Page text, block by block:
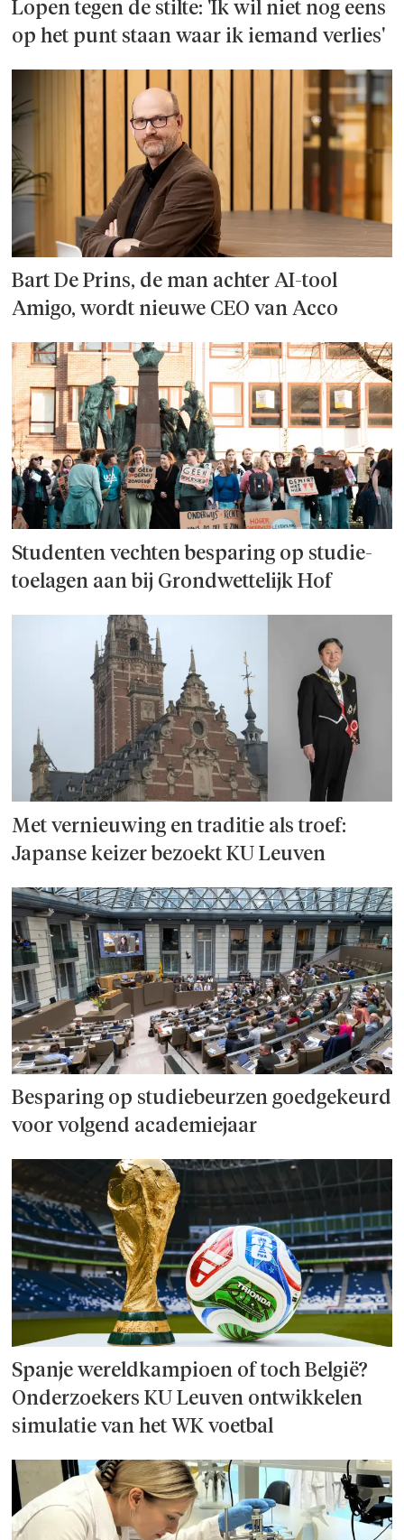
Lopen tegen de stilte: 'Ik wil niet nog eens
op het punt staan waar ik iemand verlies'
Bart De Prins, de man achter AI-tool
Amigo, wordt nieuwe CEO van Acco
Studenten vechten besparing op studie­
toelagen aan bij Grondwettelijk Hof
Met vernieuwing en traditie als troef:
Japanse keizer bezoekt KU Leuven
Besparing op studie­beurzen goed­ge­keurd
voor volgend academiejaar
Spanje wereld­kampioen of toch België?
Onderzoek­ers KU Leuven ontwikkelen
simulatie van het WK voetbal